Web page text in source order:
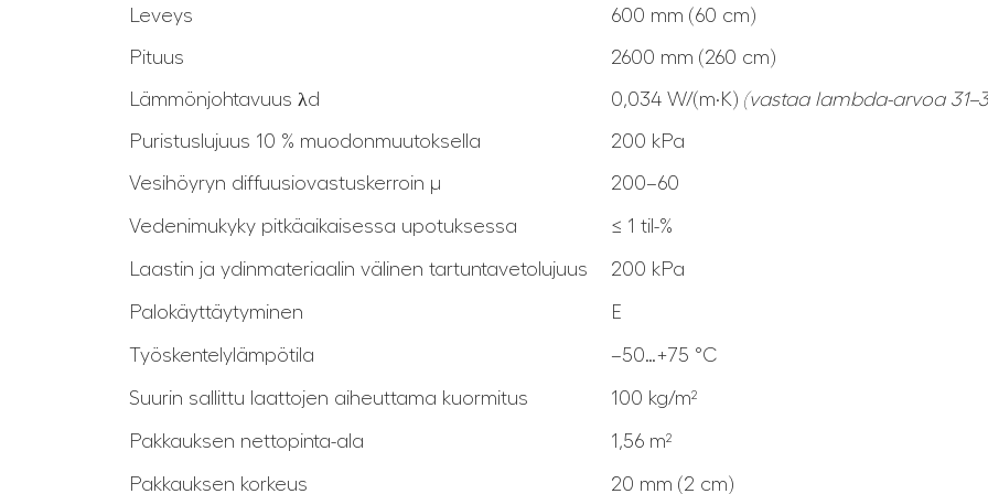
Leveys 600 mm (60 cm)
Pituus 2600 mm (260 cm)
Lämmönjohtavuus λd 0,034 W/(m·K) (vastaa lambda-arvoa
Puristuslujuus 10 % muodonmuutoksella 200 kPa
Vesihöyryn diffuusiovastuskerroin μ 200–60
Vedenimukyky pitkäaikaisessa upotuksessa ≤ 1 til-%
Laastin ja ydinmateriaalin välinen tartuntavetolujuus 200 kPa
Palokäyttäytyminen E
Työskentelylämpötila –50…+75 °C
Suurin sallittu laattojen aiheuttama kuormitus 100 kg/m²
Pakkauksen nettopinta-ala 1,56 m²
Pakkauksen korkeus 20 mm (2 cm)